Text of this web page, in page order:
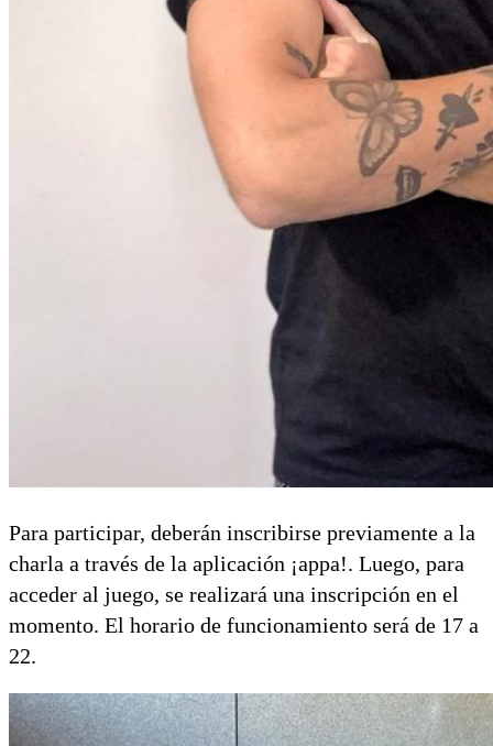
Para participar, deberán inscribirse previamente a la
charla a través de la aplicación ¡appa!. Luego, para
acceder al juego, se realizará una inscripción en el
momento. El horario de funcionamiento será de 17 a
22.